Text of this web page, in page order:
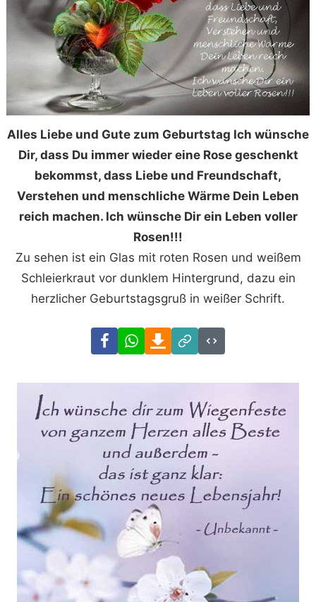
Alles Liebe und Gute zum Geburtstag Ich wünsche
Dir, dass Du immer wieder eine Rose geschenkt
bekommst, dass Liebe und Freundschaft,
Verstehen und menschliche Wärme Dein Leben
reich machen. Ich wünsche Dir ein Leben voller
Rosen!!!
Zu sehen ist ein Glas mit roten Rosen und weißem
Schleierkraut vor dunklem Hintergrund, dazu ein
herzlicher Geburtstagsgruß in weißer Schrift.
FacebookWhatsAppDownload
Link
Code